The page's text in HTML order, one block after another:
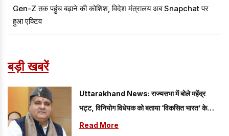
Gen-Z तक पहुंच बढ़ाने की कोशिश, विदेश मंत्रालय अब Snapchat पर
हुआ एक्टिव
बड़ी खबरें
Uttarakhand News: राज्यसभा में बोले महेंद्र
भट्ट, विनियोग विधेयक को बताया ‘विकसित भारत’ के
संकल्प को मजबूत करने वाला कदम
Read More